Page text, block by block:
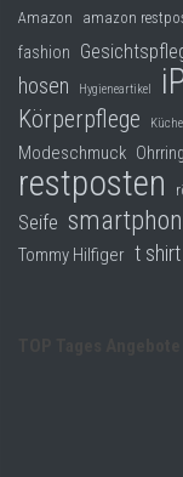
Amazon amazon
fashion
hosen Hygieneartikel
Körperpflege
Modeschmuck
restposten
Seife
Tommy Hilfiger t shirt